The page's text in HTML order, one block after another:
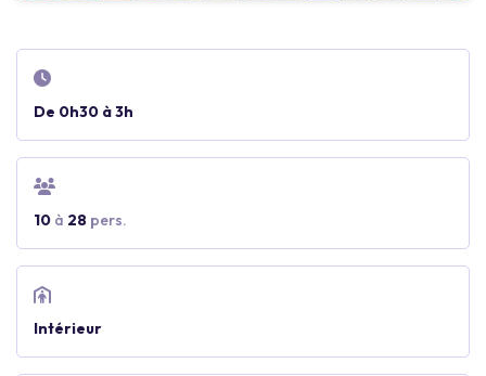
De 0h30 à 3h
10 à 28 pers.
Intérieur